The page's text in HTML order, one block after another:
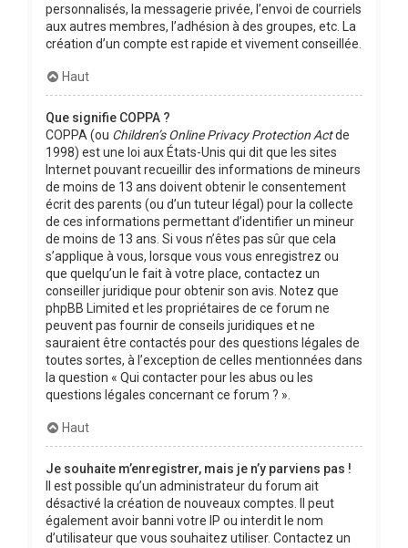
personnalisés, la messagerie privée, l’envoi de courriels
aux autres membres, l’adhésion à des groupes, etc. La
création d’un compte est rapide et vivement conseillée.
Haut
Que signifie COPPA ?
COPPA (ou Children’s Online Privacy Protection Actde
1998) est une loi aux États-Unis qui dit que les sites
Internet pouvant recueillir des informations de mineurs
de moins de 13 ans doivent obtenir le consentement
écrit des parents (ou d’un tuteur légal) pour la collecte
de ces informations permettant d’identifier un mineur
de moins de 13 ans. Si vous n’êtes pas sûr que cela
s’applique à vous, lorsque vous vous enregistrez ou
que quelqu’un le fait à votre place, contactez un
conseiller juridique pour obtenir son avis. Notez que
phpBB Limited et les propriétaires de ce forum ne
peuvent pas fournir de conseils juridiques et ne
sauraient être contactés pour des questions légales de
toutes sortes, à l’exception de celles mentionnées dans
la question « Qui contacter pour les abus ou les
questions légales concernant ce forum ? ».
Haut
Je souhaite m’enregistrer, mais je n’y parviens pas !
Il est possible qu’un administrateur du forum ait
désactivé la création de nouveaux comptes. Il peut
également avoir banni votre IP ou interdit le nom
d’utilisateur que vous souhaitez utiliser. Contactez un